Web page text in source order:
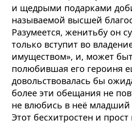
и щедрыми подарками
называемой высшей
Разумеется, женитьбу он
только вступит во
имуществом», и, может
полюбившая его героиня
довольствовалась бы
более эти обещания не
не влюбись в неё младший
Этот бесхитростен и прост